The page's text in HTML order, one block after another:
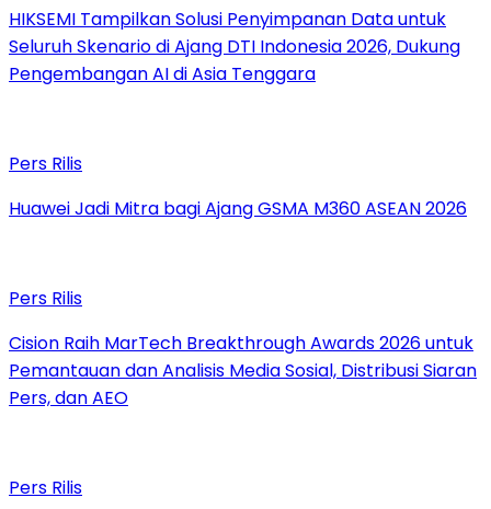
HIKSEMI Tampilkan Solusi Penyimpanan Data untuk
Seluruh Skenario di Ajang DTI Indonesia 2026, Dukung
Pengembangan AI di Asia Tenggara
Pers Rilis
Huawei Jadi Mitra bagi Ajang GSMA M360 ASEAN 2026
Pers Rilis
Cision Raih MarTech Breakthrough Awards 2026 untuk
Pemantauan dan Analisis Media Sosial, Distribusi Siaran
Pers, dan AEO
Pers Rilis